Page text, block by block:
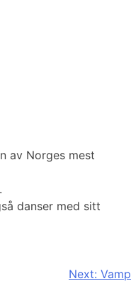
av Norges mest
danser med sitt
Next: Vamp